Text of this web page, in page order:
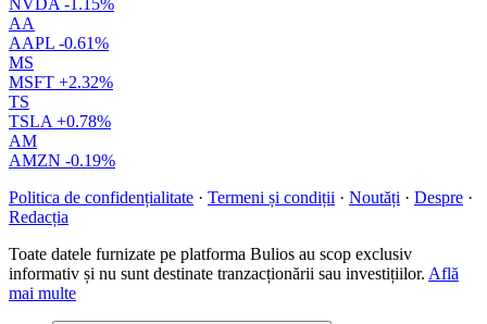
NVDA -1.15%
AA
AAPL -0.61%
MS
MSFT +2.32%
TS
TSLA +0.78%
AM
AMZN -0.19%
Politica de confidențialitate · Termeni și condiții · Noutăți · Despre ·
Redacția
Toate datele furnizate pe platforma Bulios au scop exclusiv
informativ și nu sunt destinate tranzacționării sau investițiilor. Află
mai multe